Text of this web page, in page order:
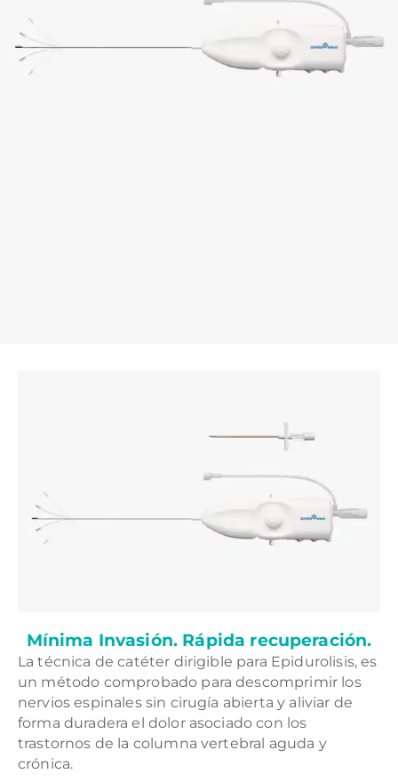
Mínima Invasión. Rápida recuperación.
La técnica de catéter dirigible para Epidurolisis, es
un método comprobado para descomprimir los
nervios espinales sin cirugía abierta y aliviar de
forma duradera el dolor asociado con los
trastornos de la columna vertebral aguda y
crónica.